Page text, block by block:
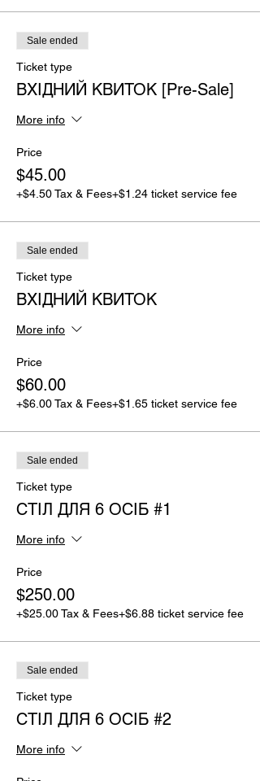
Sale ended
Ticket type
ВХІДНИЙ КВИТОК [Pre-Sale]
More info
Price
$45.00
+$4.50 Tax & Fees+$1.24 ticket service fee
Sale ended
Ticket type
ВХІДНИЙ КВИТОК
More info
Price
$60.00
+$6.00 Tax & Fees+$1.65 ticket service fee
Sale ended
Ticket type
СТІЛ ДЛЯ 6 ОСІБ #1
More info
Price
$250.00
+$25.00 Tax & Fees+$6.88 ticket service fee
Sale ended
Ticket type
СТІЛ ДЛЯ 6 ОСІБ #2
More info